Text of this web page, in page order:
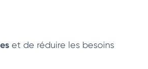
et de réduire les besoins